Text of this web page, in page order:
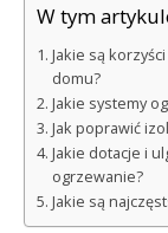
W tym
Jakie są
domu?
Jakie systemy
Jak poprawić
Jakie dotacje i
ogrzewanie?
Jakie są